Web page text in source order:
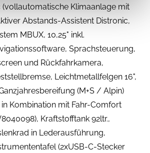
Klimaanlage mit
Abstands-Assistent Distronic,
MBUX, 10,25" inkl.
Sprachsteuerung,
und Rückfahrkamera,
Leichtmetallfelgen 16",
(M+S / Alpin)
Kombination mit Fahr-Comfort
Kraftstofftank 92ltr.,
in Lederausführung,
(2xUSB-C-Stecker